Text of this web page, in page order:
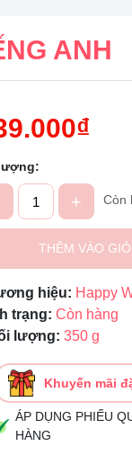
ANH
+ Còn
THÊM VÀO GIỎ
hiệu: Happy
trạng: Còn hàng
lượng: 350 g
Khuyến mãi
ÁP DỤNG PHIẾU
HÀNG
Mã giảm
Điều kiện: